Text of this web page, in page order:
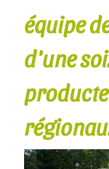
équipe
d'une